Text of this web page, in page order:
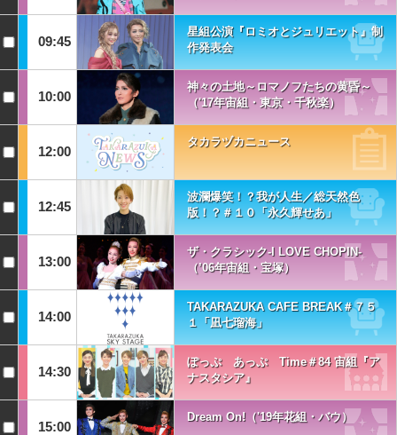
09:45
星組公演『ロミオとジュリエット』制
作発表会
10:00
神々の土地～ロマノフたちの黄昏～
（'17年宙組・東京・千秋楽）
12:00
タカラヅカニュース
12:45
波瀾爆笑！？我が人生／総天然色
版！？＃１０「永久輝せあ」
13:00
ザ・クラシック-I LOVE CHOPIN-
（’06年宙組・宝塚）
14:00
TAKARAZUKA CAFE BREAK＃７５
１「凪七瑠海」
14:30
ぽっぷ あっぷ Time＃84 宙組『ア
ナスタシア』
15:00
Dream On!（'19年花組・バウ）